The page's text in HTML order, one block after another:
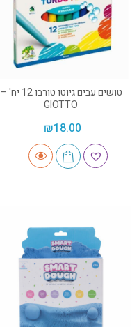
טושים עבים גיוטו טורבו 12 יח' –
GIOTTO
₪18.00